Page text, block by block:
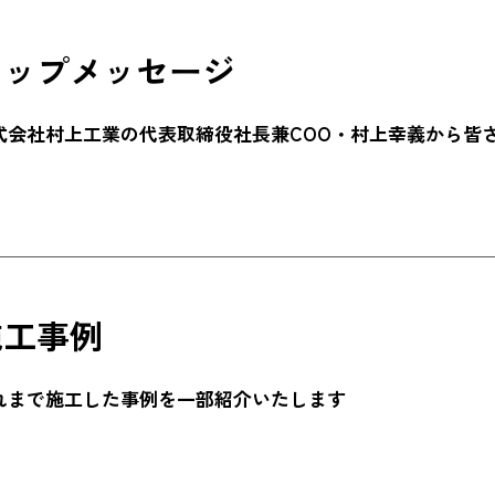
プメッセージ
会社村上工業の代表取締役社長兼COO・村上幸義から皆
事例
まで施工した事例を一部紹介いたします